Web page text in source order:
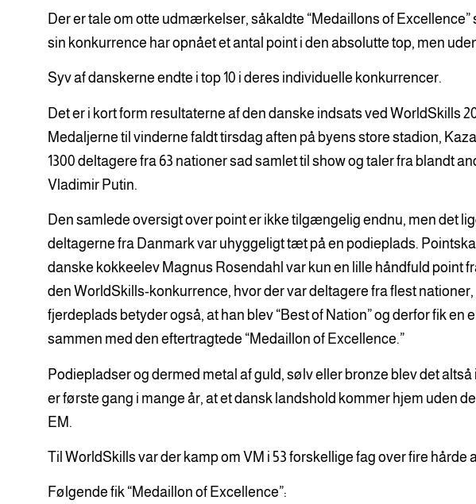
Der er tale om otte udmærkelser, såkaldte “Medaillons of Excellence”
sin konkurrence har opnået et antal point i den absolutte top, men
Syv af danskerne endte i top 10 i deres individuelle konkurrencer.
Det er i kort form resultaterne af den danske indsats ved WorldSkills
Medaljerne til vinderne faldt tirsdag aften på byens store stadion,
1300 deltagere fra 63 nationer sad samlet til show og taler fra blandt
Vladimir Putin.
Den samlede oversigt over point er ikke tilgængelig endnu, men det
deltagerne fra Danmark var uhyggeligt tæt på en podieplads.
danske kokkeelev Magnus Rosendahl var kun en lille håndfuld point
den WorldSkills-konkurrence, hvor der var deltagere fra flest nationer,
fjerdeplads betyder også, at han blev “Best of Nation” og derfor fik en
sammen med den eftertragtede “Medaillon of Excellence.”
Podiepladser og dermed metal af guld, sølv eller bronze blev det
er første gang i mange år, at et dansk landshold kommer hjem uden
EM.
Til WorldSkills var der kamp om VM i 53 forskellige fag over fire hårde
Følgende fik “Medaillon of Excellence”: